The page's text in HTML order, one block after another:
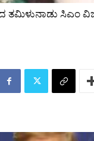
ತಮಿಳುನಾಡು ಸಿಎಂ